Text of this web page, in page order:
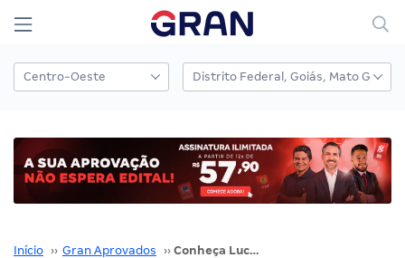
Início ›› Gran Aprovados ›› Conheça Lucas Coimbra, aprovado no XXXII Exame OAB